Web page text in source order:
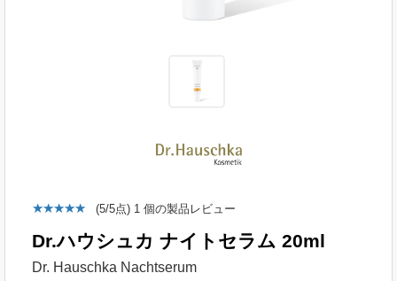
(5/5点) 1 個の製品レビュー
Dr.ハウシュカ ナイトセラム 20ml
Dr. Hauschka Nachtserum